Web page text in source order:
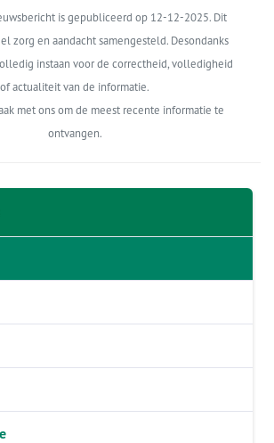
is gepubliceerd op 12-12-2025. Dit
zorg en aandacht samengesteld. Desondanks
instaan voor de correctheid, volledigheid
of actualiteit van de informatie.
met ons om de meest recente informatie te
ontvangen.